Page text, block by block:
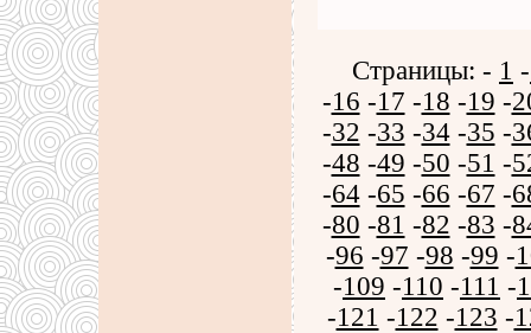
Страницы: - 1 -
-16 -17 -18 -19 -
-32 -33 -34-35 -
-48 -49 -50 -51 -
-64-65 -66 -67 -
-80 -81 -82 -83 -
-96 -97 -98 -99 -
-109 -110 -111 -
-121 -122 -123 -